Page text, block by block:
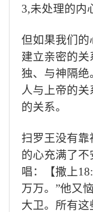
3,未处理的内
但如果我们的
建立亲密的
独、与神隔
人与上帝的
的关系。
扫罗王没有靠
的心充满了不
唱：【撒上
万万。 ”他又
大卫。所有